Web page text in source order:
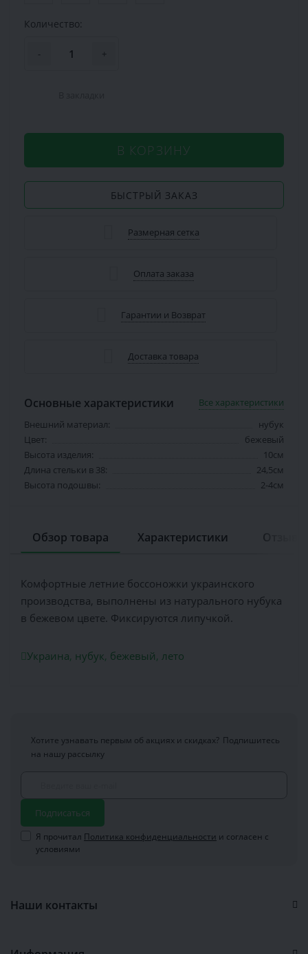
Количество:
- +
В КОРЗИНУ
БЫСТРЫЙ ЗАКАЗ
Размерная сетка
Оплата заказа
Гарантии и Возврат
Доставка товара
Основные характеристики
Все характеристики
Внешний материал:
нубук
Цвет:
бежевый
Высота изделия:
10см
Длина стельки в 38:
24,5см
Высота подошвы:
2-4см
Обзор товара Характеристики
Комфортные летние боссоножки украинского
производства, выполнены из натурального нубука
в бежевом цвете. Фиксируются липучкой.
Украина, нубук, бежевый, лето
Хотите узнавать первым об акциях и скидках? Подпишитесь
на нашу рассылку
Подписаться
Я прочитал Политика конфиденциальности и согласен с
условиями
Наши контакты